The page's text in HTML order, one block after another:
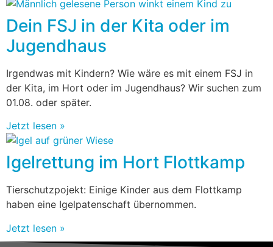
Dein FSJ in der Kita oder im
Jugendhaus
Irgendwas mit Kindern? Wie wäre es mit einem FSJ in
der Kita, im Hort oder im Jugendhaus? Wir suchen zum
01.08. oder später.
Jetzt lesen »
Igelrettung im Hort Flottkamp
Tierschutzpojekt: Einige Kinder aus dem Flottkamp
haben eine Igelpatenschaft übernommen.
Jetzt lesen »